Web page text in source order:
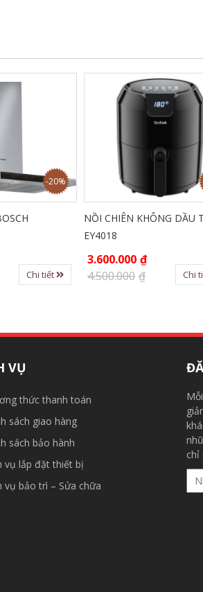
-20%
Chi tiết
-
NỒI CHIÊN KHÔNG DẦU
EY4018
3.600.000 ₫
4.500.000 ₫ Chi tiết
VỤ
thức thanh toán
sách giao hàng
sách bảo hành
vụ lắp đặt thiết bị
vụ bảo trì – Sửa chữa
chỉ